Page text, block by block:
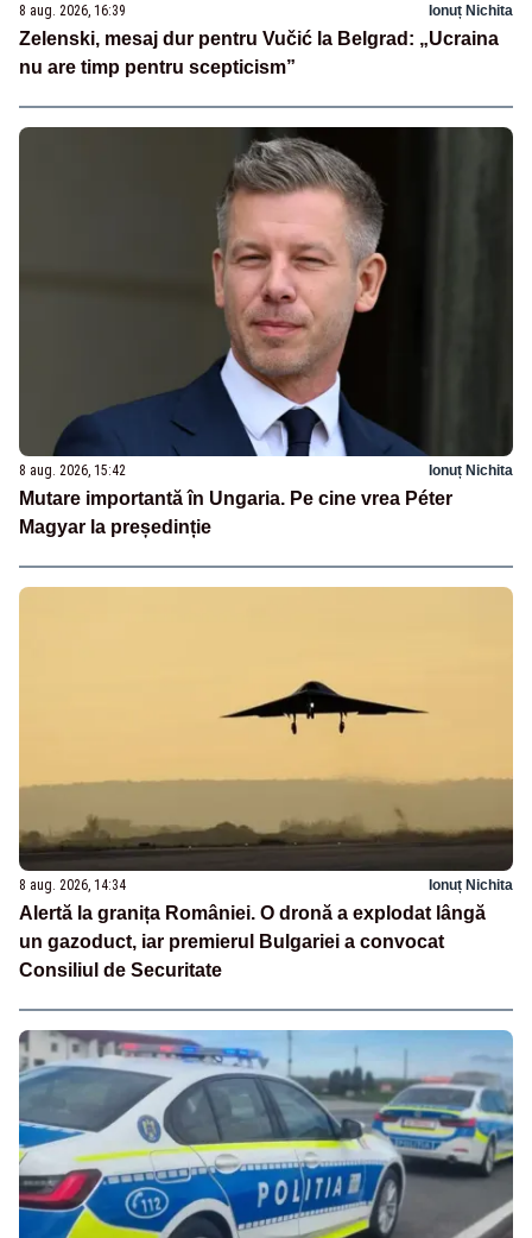
8 aug. 2026, 16:39 Ionuț Nichita
Zelenski, mesaj dur pentru Vučić la Belgrad: „Ucraina
nu are timp pentru scepticism”
8 aug. 2026, 15:42 Ionuț Nichita
Mutare importantă în Ungaria. Pe cine vrea Péter
Magyar la președinție
8 aug. 2026, 14:34 Ionuț Nichita
Alertă la granița României. O dronă a explodat lângă
un gazoduct, iar premierul Bulgariei a convocat
Consiliul de Securitate